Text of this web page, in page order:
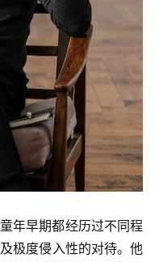
年早期都经历过不同程
极度侵入性的对待。他